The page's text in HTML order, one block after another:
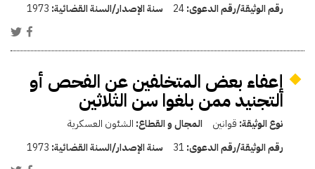
رقم الوثيقة/رقم الدعوى:24 سنة الإصدار/السنة القضائية: 1973
إعفاء بعض المتخلفين عن الفحص أو
التجنيد ممن بلغوا سن الثلاثين
نوع الوثيقة: قوانين المجال و القطاع: الشئون العسكرية
رقم الوثيقة/رقم الدعوى: 31 سنة الإصدار/السنة القضائية: 1973